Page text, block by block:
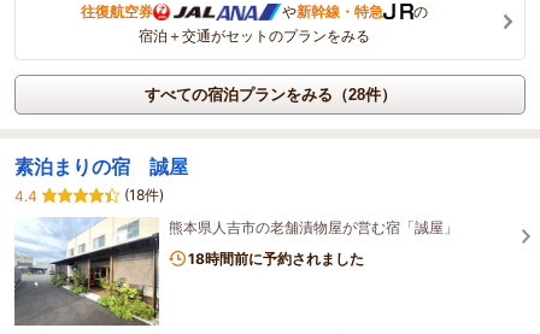
往復航空券 や新幹線・特急
の
宿泊＋交通がセットのプランをみる
すべての宿泊プランをみる（28件）
素泊まりの宿 誠屋
4.4
(18件)
熊本県人吉市の老舗漬物屋が営む宿「誠屋」
18時間前に予約されました